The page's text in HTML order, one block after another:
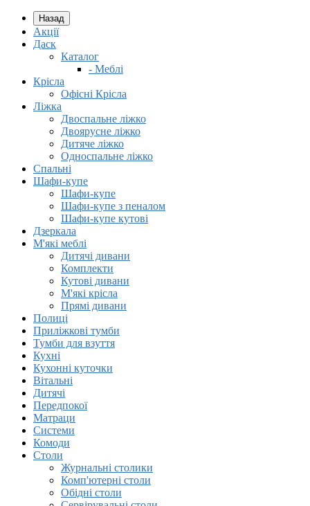
Назад
Акції
Даск
Каталог
- Меблі
Крісла
Офісні Крісла
Ліжка
Двоспальне ліжко
Двоярусне ліжко
Дитяче ліжко
Односпальне ліжко
Спальні
Шафи-купе
Шафи-купе
Шафи-купе з пеналом
Шафи-купе кутові
Дзеркала
М'які меблі
Дитячі дивани
Комплекти
Кутові дивани
М'які крісла
Прямі дивани
Полиці
Приліжкові тумби
Тумби для взуття
Кухні
Кухонні куточки
Вітальні
Дитячі
Передпокої
Матраци
Системи
Комоди
Столи
Журнальні столики
Комп'ютерні столи
Обідні столи